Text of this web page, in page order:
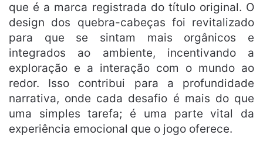
que é a marca registrada do título original. O
design dos quebra-cabeças foi revitalizado
para que se sintam mais orgânicos e
integrados ao ambiente, incentivando a
exploração e a interação com o mundo ao
redor. Isso contribui para a profundidade
narrativa, onde cada desafio é mais do que
uma simples tarefa; é uma parte vital da
experiência emocional que o jogo oferece.